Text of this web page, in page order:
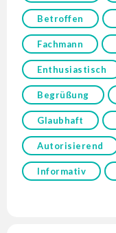
Betroffen
Fachmann
Enthusiastisch
Begrüßung
Glaubhaft
Autorisierend
Informativ